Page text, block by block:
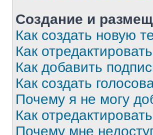
Создание и
Как создать новую
Как
Как добавить
Как создать
Почему я не могу
Как
Почему мне